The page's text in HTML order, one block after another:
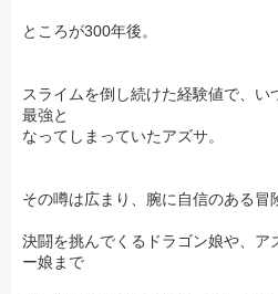
ところが300年後。
スライムを倒し続けた経験値で、
最強と
なってしまっていたアズサ。
その噂は広まり、腕に自信のある冒
決闘を挑んでくるドラゴン娘や、ア
ー娘まで